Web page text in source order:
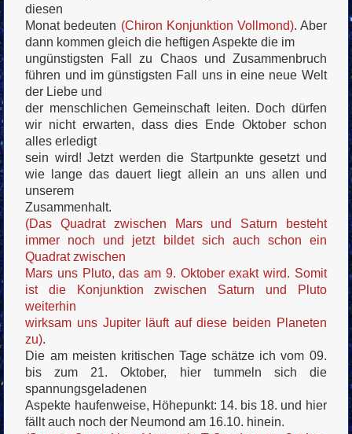
diesen
Monat bedeuten (Chiron Konjunktion Vollmond). Aber
dann kommen gleich die heftigen Aspekte die im
ungünstigsten Fall zu Chaos und Zusammenbruch
führen und im günstigsten Fall uns in eine neue Welt
der Liebe und
der menschlichen Gemeinschaft leiten. Doch dürfen
wir nicht erwarten, dass dies Ende Oktober schon
alles erledigt
sein wird! Jetzt werden die Startpunkte gesetzt und
wie lange das dauert liegt allein an uns allen und
unserem
Zusammenhalt.
(Das Quadrat zwischen Mars und Saturn besteht
immer noch und jetzt bildet sich auch schon ein
Quadrat zwischen
Mars uns Pluto, das am 9. Oktober exakt wird. Somit
ist die Konjunktion zwischen Saturn und Pluto
weiterhin
wirksam uns Jupiter läuft auf diese beiden Planeten
zu).
Die am meisten kritischen Tage schätze ich vom 09.
bis zum 21. Oktober, hier tummeln sich die
spannungsgeladenen
Aspekte haufenweise, Höhepunkt: 14. bis 18. und hier
fällt auch noch der Neumond am 16.10. hinein.